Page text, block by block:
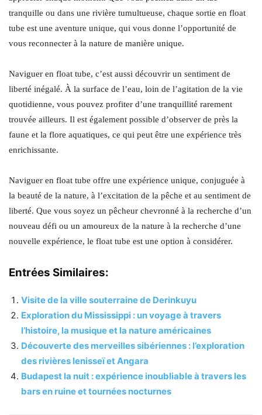
tranquille ou dans une rivière tumultueuse, chaque sortie en float
tube est une aventure unique, qui vous donne l’opportunité de
vous reconnecter à la nature de manière unique.
Naviguer en float tube, c’est aussi découvrir un sentiment de
liberté inégalé. À la surface de l’eau, loin de l’agitation de la vie
quotidienne, vous pouvez profiter d’une tranquillité rarement
trouvée ailleurs. Il est également possible d’observer de près la
faune et la flore aquatiques, ce qui peut être une expérience très
enrichissante.
Naviguer en float tube offre une expérience unique, conjuguée à
la beauté de la nature, à l’excitation de la pêche et au sentiment de
liberté. Que vous soyez un pêcheur chevronné à la recherche d’un
nouveau défi ou un amoureux de la nature à la recherche d’une
nouvelle expérience, le float tube est une option à considérer.
Entrées Similaires:
Visite de la ville souterraine de Derinkuyu
Exploration du Mississippi : un voyage à travers
l’histoire, la musique et la nature américaines
Découverte des merveilles sibériennes : l’exploration
des rivières Ienisseï et Angara
Budapest la nuit : expérience inoubliable à travers les
bars en ruine et tournées nocturnes